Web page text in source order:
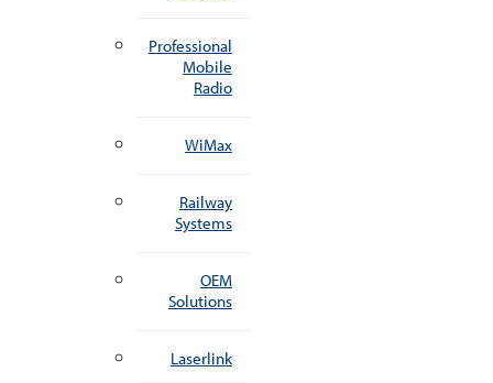
Professional
Mobile
Radio
WiMax
Railway
Systems
OEM
Solutions
Laserlink